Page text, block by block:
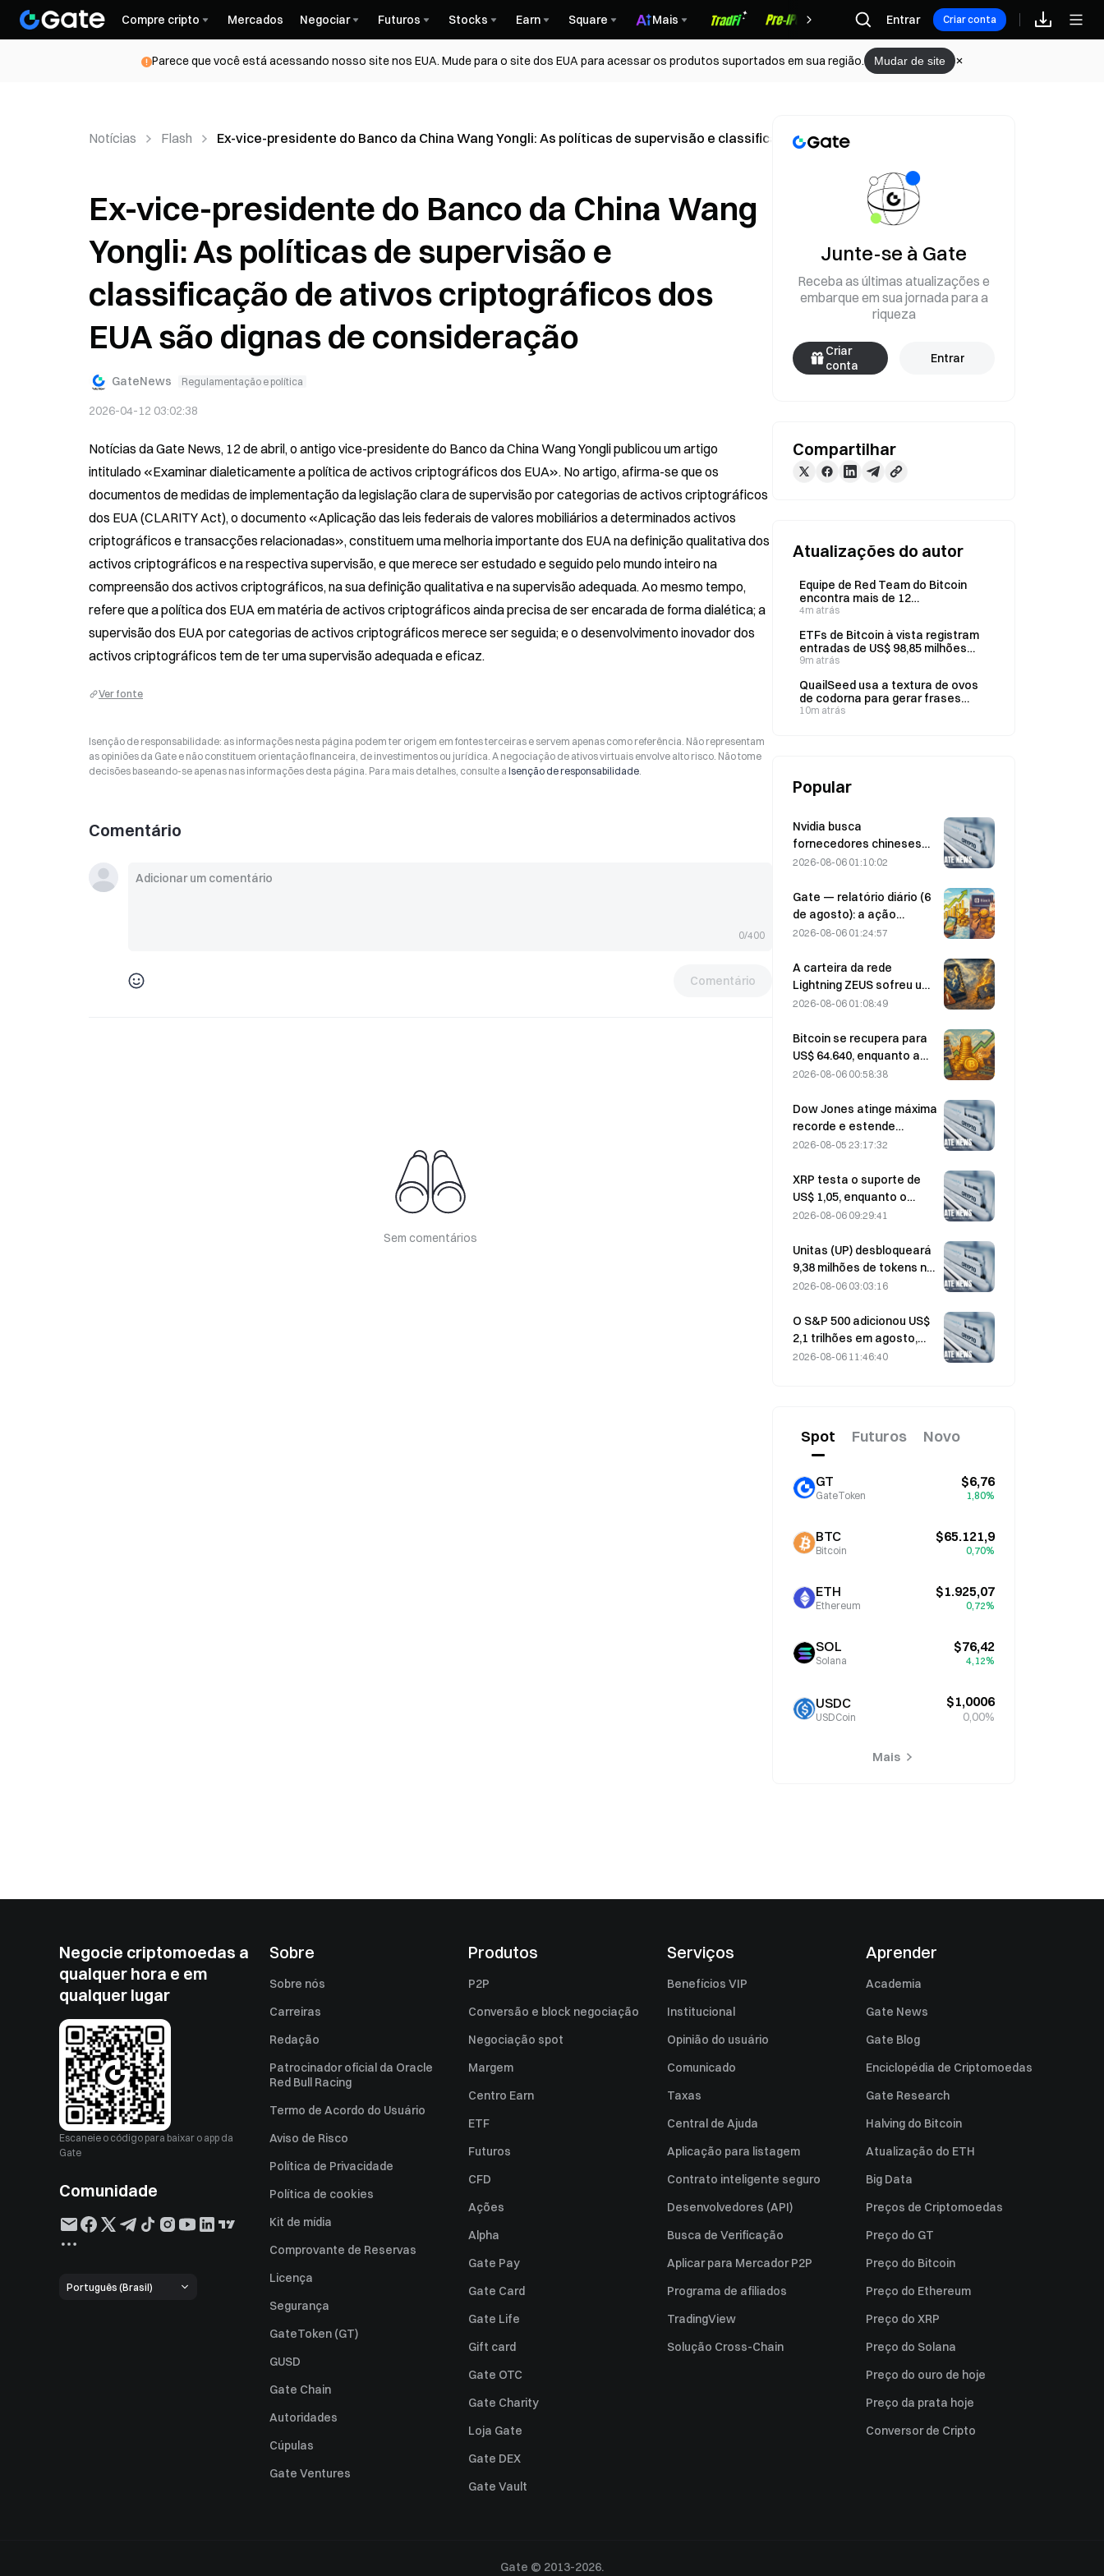
Compre cripto Mercados Negociar Futuros Stocks Earn Square Mais Recompensas
Entrar Criar conta
Parece que você está acessando nosso site nos EUA. Mude para o site dos EUA para acessar os produtos suportados em sua região. Mudar de site
Notícias Flash Ex-vice-presidente do Banco da China Wang Yongli: As políticas de supervisão e classificação de ativos criptográficos dos EUA são dignas
Ex-vice-presidente do Banco da China Wang
Yongli: As políticas de supervisão e
classificação de ativos criptográficos dos
EUA são dignas de consideração
GateNews Regulamentação e política
2026-04-12 03:02:38
Notícias da Gate News, 12 de abril, o antigo vice-presidente do Banco da China Wang Yongli publicou um artigo
intitulado «Examinar dialeticamente a política de activos criptográficos dos EUA». No artigo, afirma-se que os
documentos de medidas de implementação da legislação clara de supervisão por categorias de activos criptográficos
dos EUA (CLARITY Act), o documento «Aplicação das leis federais de valores mobiliários a determinados activos
criptográficos e transacções relacionadas», constituem uma melhoria importante dos EUA na definição qualitativa dos
activos criptográficos e na respectiva supervisão, e que merece ser estudado e seguido pelo mundo inteiro na
compreensão dos activos criptográficos, na sua definição qualitativa e na supervisão adequada. Ao mesmo tempo,
refere que a política dos EUA em matéria de activos criptográficos ainda precisa de ser encarada de forma dialética; a
supervisão dos EUA por categorias de activos criptográficos merece ser seguida; e o desenvolvimento inovador dos
activos criptográficos tem de ter uma supervisão adequada e eficaz.
Ver fonte
Isenção de responsabilidade: as informações nesta página podem ter origem em fontes terceiras e servem apenas como referência. Não representam
as opiniões da Gate e não constituem orientação financeira, de investimentos ou jurídica. A negociação de ativos virtuais envolve alto risco. Não tome
decisões baseando-se apenas nas informações desta página. Para mais detalhes, consulte a Isenção de responsabilidade.
Comentário
0/400
Comentário
Sem comentários
Junte-se à Gate
Receba as últimas atualizações e
embarque em sua jornada para a
riqueza
Criar
conta
Entrar
Compartilhar
Atualizações do autor
Equipe de Red Team do Bitcoin
encontra mais de 12
vulnerabilidades ao analisar 150
4m atrás
ETFs de Bitcoin à vista registram
entradas de US$ 98,85 milhões
pelo quinto dia consecutivo; IBIT,
milhões
9m atrás
QuailSeed usa a textura de ovos
de codorna para gerar frases
mnemônicas BIP-39 de 24
10m atrás
Popular
Nvidia busca
fornecedores chineses
de estações-base de IA
rede 6G
2026-08-06 01:10:02
Gate — relatório diário (6
de agosto): a ação
preferencial STRC da
força; a Block eleva sua
previsão de resultados
para todo o ano de 2026
2026-08-06 01:24:57
A carteira da rede
Lightning ZEUS sofreu um
ataque e está
ar; a equipe oficial afirma
que os fundos dos
usuários não foram
2026-08-06 01:08:49
Bitcoin se recupera para
US$ 64.640, enquanto a
vulnerabilidade da
ativas atingirem a máxima
dos últimos três meses
2026-08-06 00:58:38
Dow Jones atinge máxima
recorde e estende
sequência de cinco dias
overnight; investimentos
em IA impulsionam
ganhos
2026-08-05 23:17:32
XRP testa o suporte de
US$ 1,05, enquanto o
Ethereum se mantém em
baixo volume
2026-08-06 09:29:41
Unitas (UP) desbloqueará
9,38 milhões de tokens no
valor de US$ 3,18 milhões
2026-08-06 03:03:16
O S&P 500 adicionou US$
2,1 trilhões em agosto,
uma alta de 3,12%,
2026-08-06 11:46:40
Spot Futuros Novo
GT
GateToken
$6,76
1,80%
BTC
Bitcoin
$65.121,9
0,70%
ETH
Ethereum
$1.925,07
0,72%
SOL
Solana
$76,42
4,12%
USDC
USDCoin
$1,0006
0,00%
Mais
Negocie criptomoedas a
qualquer hora e em
qualquer lugar
Escaneie o código para baixar o app da
Gate
Comunidade
Português (Brasil)
Sobre
Sobre nós
Carreiras
Redação
Patrocinador oficial da Oracle
Red Bull Racing
Termo de Acordo do Usuário
Aviso de Risco
Política de Privacidade
Política de cookies
Kit de mídia
Comprovante de Reservas
Licença
Segurança
GateToken (GT)
GUSD
Gate Chain
Autoridades
Cúpulas
Gate Ventures
Produtos
P2P
Conversão e block negociação
Negociação spot
Margem
Centro Earn
ETF
Futuros
CFD
Ações
Alpha
Gate Pay
Gate Card
Gate Life
Gift card
Gate OTC
Gate Charity
Loja Gate
Gate DEX
Gate Vault
Serviços
Benefícios VIP
Institucional
Opinião do usuário
Comunicado
Taxas
Central de Ajuda
Aplicação para listagem
Contrato inteligente seguro
Desenvolvedores (API)
Busca de Verificação
Aplicar para Mercador P2P
Programa de afiliados
TradingView
Solução Cross-Chain
Aprender
Academia
Gate News
Gate Blog
Enciclopédia de Criptomoedas
Gate Research
Halving do Bitcoin
Atualização do ETH
Big Data
Preços de Criptomoedas
Preço do GT
Preço do Bitcoin
Preço do Ethereum
Preço do XRP
Preço do Solana
Preço do ouro de hoje
Preço da prata hoje
Conversor de Cripto
Gate © 2013-2026.